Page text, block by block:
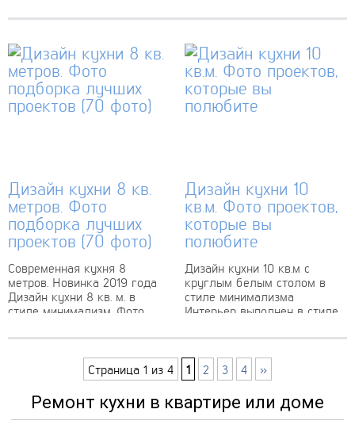
пространству комфорта и
экспертов...
гардероба, но и обновление
красок интерьера своего
дома, особенно, если
планируется...
Дизайн кухни 8 кв.
метров. Фото
подборка лучших
проектов (70 фото)
Современная кухня 8
метров. Новинка 2019 года
Дизайн кухни 8 кв. м. в
стиле минимализм. Фото
фото Отделка кухни может
Дизайн кухни 10
кв.м. Фото проектов,
которые вы
полюбите
Дизайн кухни 10 кв.м с
круглым белым столом в
стиле минимализма
Интерьер выполнен в стиле
внимание своей свежестью
В...
Страница 1 из 4 1 2 3 4 »
Ремонт кухни в квартире или доме